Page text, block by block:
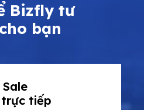
Bizfly tư
bạn
tiếp